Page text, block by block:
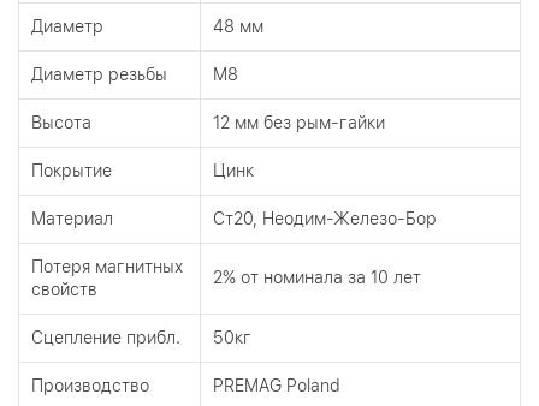
Диаметр 48 мм
Диаметр резьбы М8
Высота 12 мм без рым-гайки
Покрытие Цинк
Материал Ст20, Неодим-Железо-Бор
Потеря магнитных
свойств
2% от номинала за 10 лет
Сцепление прибл. 50кг
Производство PREMAG Poland